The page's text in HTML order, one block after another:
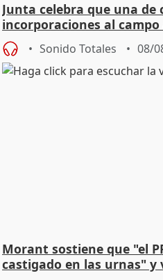
Junta celebra que una de
incorporaciones al
jóvenes
Sonido Totales 08/
Morant sostiene que "el
castigado en las urnas" y